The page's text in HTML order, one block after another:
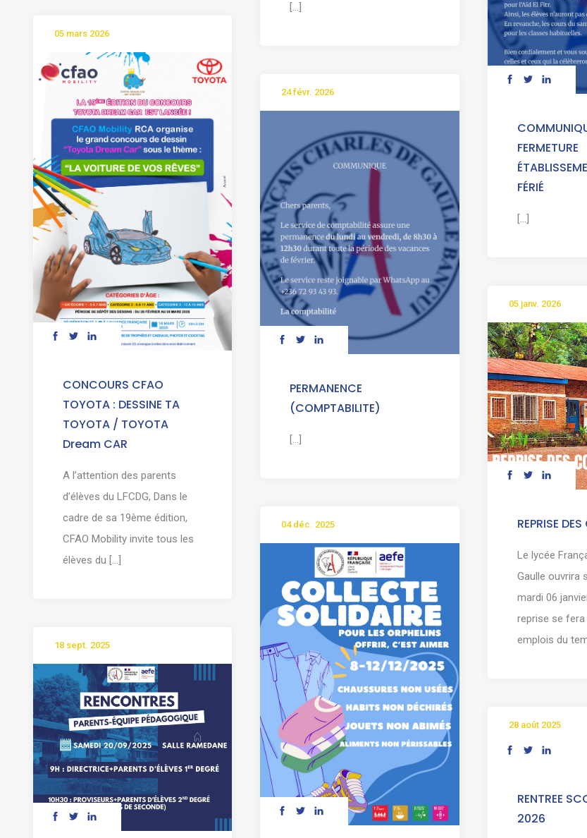
[...]
FERMETURE
FÉRIÉ
[...]
05 mars 2026
CONCOURS CFAO
TOYOTA : DESSINE TA
TOYOTA / TOYOTA
Dream CAR
A l’attention des parents
d’élèves du LFCDG, Dans le
cadre de sa 19ème édition,
CFAO Mobility invite tous les
élèves du [...]
24 févr. 2026
PERMANENCE
(COMPTABILITE)
[...]
05 janv. 2026
REPRISE
Le lycée
Gaulle ouvrira
mardi 06
reprise se
emplois du
04 déc. 2025
18 sept. 2025
28 août 2025
RENTREE
2026